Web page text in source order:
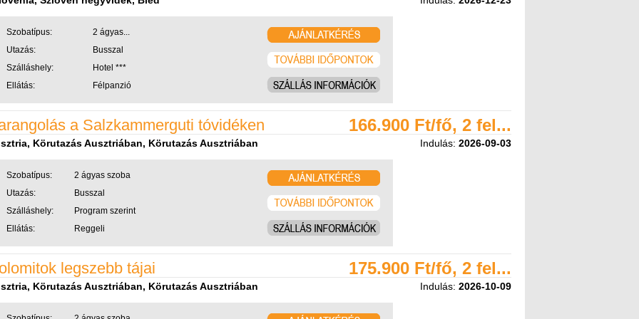
Szobatípus:
2 ágyas...
Utazás:
Busszal
Szálláshely:
Hotel ***
Ellátás:
Félpanzió
a Salzkammerguti tóvidéken 166.900 Ft/fő, 2 fel...
Körutazás Ausztriában, Körutazás Ausztriában Indulás: 2026-09-03
Szobatípus:
2 ágyas szoba
Utazás:
Busszal
Szálláshely:
Program szerint
Ellátás:
Reggeli
legszebb tájai 175.900 Ft/fő, 2 fel...
Körutazás Ausztriában, Körutazás Ausztriában Indulás: 2026-10-09